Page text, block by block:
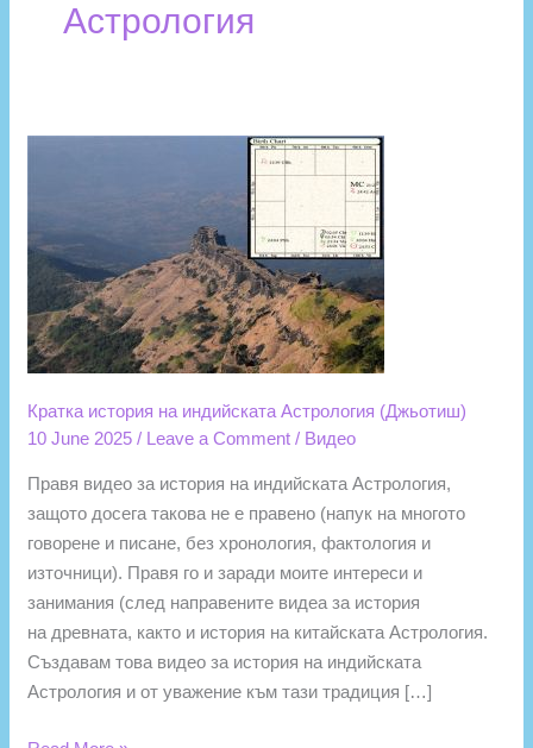
Астрология
Кратка история на индийската Астрология (Джьотиш)
10 June 2025/ Leave a Comment / Видео
Правя видео за история на индийската Астрология,
защото досега такова не е правено (напук на многото
говорене и писане, без хронология, фактология и
източници). Правя го и заради моите интереси и
занимания (след направените видеа за история
на древната, както и история на китайската Астрология.
Създавам това видео за история на индийската
Астрология и от уважение към тази традиция […]
индийската
Астрология
(Джьотиш)